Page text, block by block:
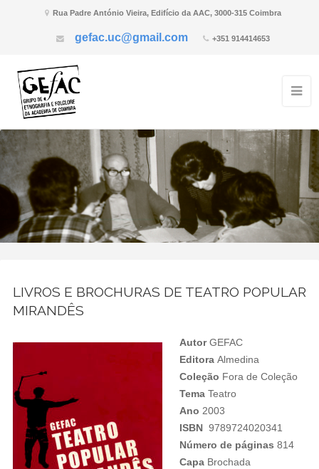
Rua Padre António Vieira, Edifício da AAC, 3000-315 Coimbra
gefac.uc@gmail.com +351 914414653
LIVROS E BROCHURAS DE TEATRO POPULAR
MIRANDÊS
AutorGEFAC
EditoraAlmedina
Coleção Fora de Coleção
Tema Teatro
Ano 2003
ISBN 9789724020341
Número de páginas 814
Capa Brochada